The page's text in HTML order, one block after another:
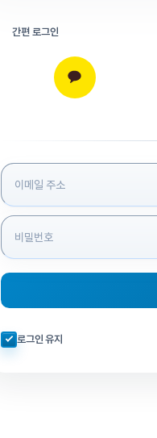
간편 로그인
로그인 정보 입력
자동로그인 체크
로그인 유지